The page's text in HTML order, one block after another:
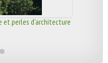
et perles d'architecture